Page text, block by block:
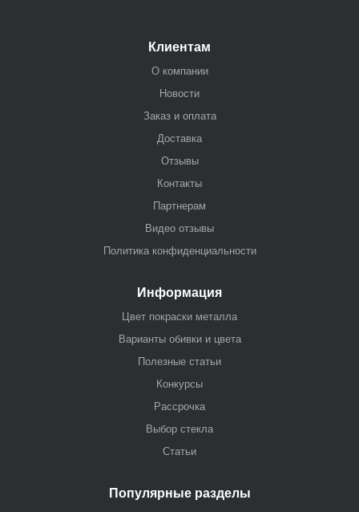
Клиентам
О компании
Новости
Заказ и оплата
Доставка
Отзывы
Контакты
Партнерам
Видео отзывы
Политика конфиденциальности
Информация
Цвет покраски металла
Варианты обивки и цвета
Полезные статьи
Конкурсы
Рассрочка
Выбор стекла
Статьи
Популярные разделы